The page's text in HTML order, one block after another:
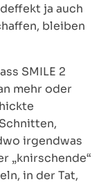
ja auch
bleiben
SMILE 2
mehr oder
irgendwas
„knirschende“
in der Tat,